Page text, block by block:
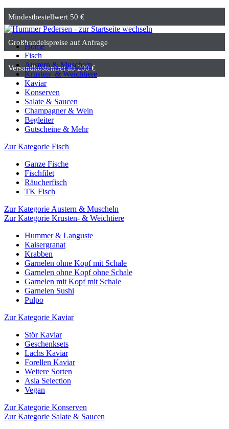
Mindestbestellwert 50 €
Großhandelspreise auf Anfrage
Versandkostenfrei ab 200 €
Home
Fisch
Austern & Muscheln
Krusten- & Weichtiere
Kaviar
Konserven
Salate & Saucen
Champagner & Wein
Begleiter
Gutscheine & Mehr
Zur Kategorie Fisch
Ganze Fische
Fischfilet
Räucherfisch
TK Fisch
Zur Kategorie Austern & Muscheln
Zur Kategorie Krusten- & Weichtiere
Hummer & Languste
Kaisergranat
Krabben
Garnelen ohne Kopf mit Schale
Garnelen ohne Kopf ohne Schale
Garnelen mit Kopf mit Schale
Garnelen Sushi
Pulpo
Zur Kategorie Kaviar
Stör Kaviar
Geschenksets
Lachs Kaviar
Forellen Kaviar
Weitere Sorten
Asia Selection
Vegan
Zur Kategorie Konserven
Zur Kategorie Salate & Saucen